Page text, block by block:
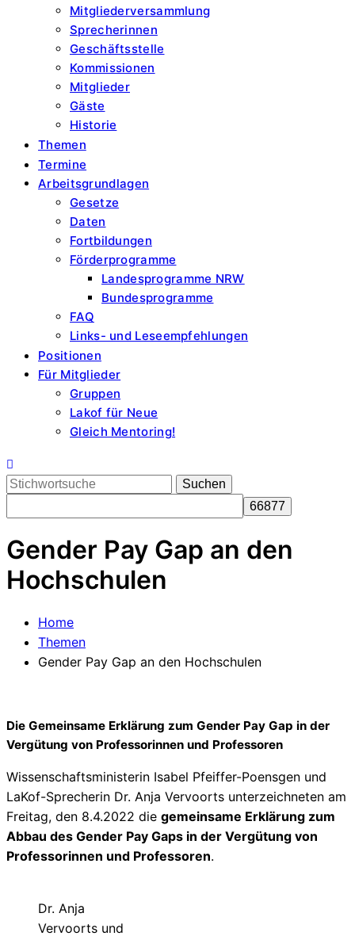
dark)
Mitgliederversammlung
Sprecherinnen
Geschäftsstelle
Kommissionen
Mitglieder
Gäste
Historie
Themen
Termine
Arbeitsgrundlagen
Gesetze
Daten
Fortbildungen
Förderprogramme
Landesprogramme NRW
Bundesprogramme
FAQ
Links- und Leseempfehlungen
Positionen
Für Mitglieder
Gruppen
Lakof für Neue
Gleich Mentoring!
Search
Gender Pay Gap an den
Hochschulen
Home
Themen
Gender Pay Gap an den Hochschulen
Die Gemeinsame Erklärung zum Gender Pay Gap in der
Vergütung von Professorinnen und Professoren
Wissenschaftsministerin Isabel Pfeiffer-Poensgen und
LaKof-Sprecherin Dr. Anja Vervoorts unterzeichneten am
Freitag, den 8.4.2022 die gemeinsame Erklärung zum
Abbau des Gender Pay Gaps in der Vergütung von
Professorinnen und Professoren.
Dr. Anja
Vervoorts und